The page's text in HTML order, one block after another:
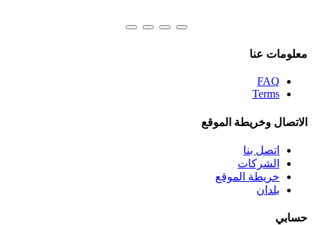
معلومات عنا
FAQ
Terms
الاتصال وخريطة الموقع
اتصل بنا
الشركات
خريطة الموقع
بلدان
حسابي